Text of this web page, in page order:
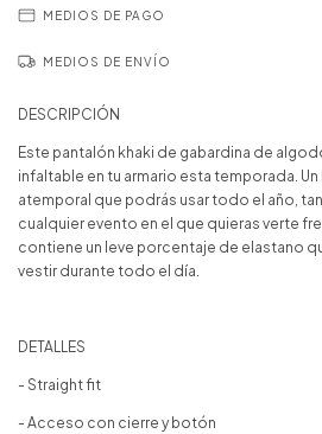
MEDIOS DE PAGO
MEDIOS DE ENVÍO
DESCRIPCIÓN
Este pantalón khaki de gabardina de
infaltable en tu armario esta temporada.
atemporal que podrás usar todo el año,
cualquier evento en el que quieras verte
contiene un leve porcentaje de elastano
vestir durante todo el día.
DETALLES
- Straight fit
- Acceso con cierre y botón